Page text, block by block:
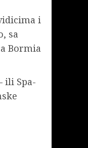
i
sa
Bormia
ili Spa-